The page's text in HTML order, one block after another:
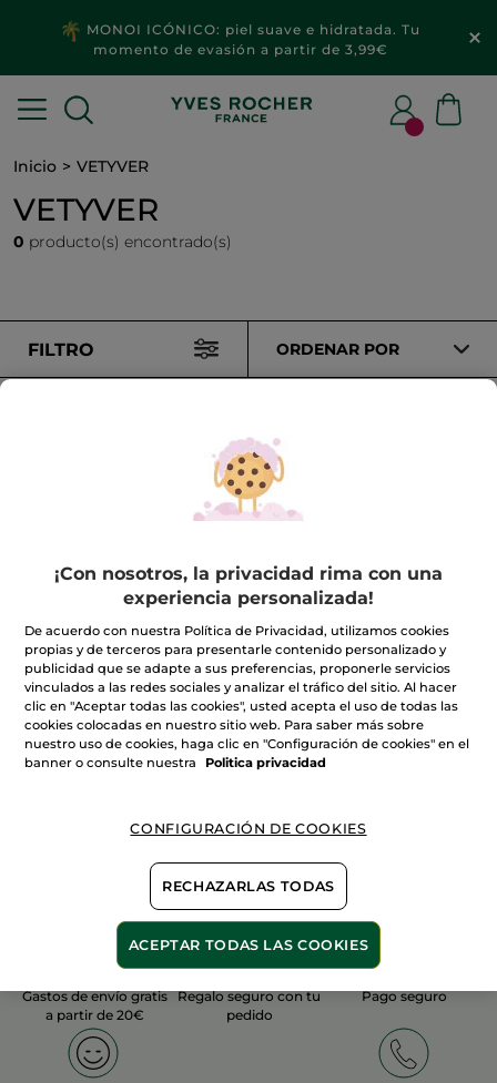
MONOI ICÓNICO: piel suave e hidratada. Tu
momento de evasión a partir de 3,99€
Inicio VETYVER
VETYVER
0 producto(s) encontrado(s)
FILTRO ORDENAR POR
100%extractos
vegetales
60 hectáreas de
campos orgánicos
Ver más
SOIN VEG CAP NUTRI 2 NUIT D'ORCHIDEE
Gastos de envío gratis
a partir de 20€
Regalo seguro con tu
pedido
Pago seguro
¡Con nosotros, la privacidad rima con una
experiencia personalizada!
De acuerdo con nuestra Política de Privacidad, utilizamos cookies
propias y de terceros para presentarle contenido personalizado y
publicidad que se adapte a sus preferencias, proponerle servicios
vinculados a las redes sociales y analizar el tráfico del sitio. Al hacer
clic en "Aceptar todas las cookies", usted acepta el uso de todas las
cookies colocadas en nuestro sitio web. Para saber más sobre
nuestro uso de cookies, haga clic en "Configuración de cookies" en el
banner o consulte nuestra
Politica privacidad
CONFIGURACIÓN DE COOKIES
RECHAZARLAS TODAS
ACEPTAR TODAS LAS COOKIES